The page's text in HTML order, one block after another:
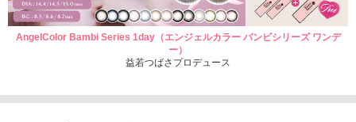
AngelColor Bambi Series 1day（エンジェルカラー バンビシリーズ ワンデ
ー）
益若つばさプロデュース